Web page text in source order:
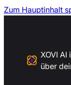
Zum Hauptinhalt
XOVI
über